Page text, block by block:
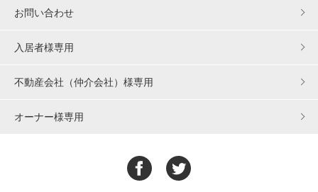
お問い合わせ
入居者様専用
不動産会社（仲介会社）様専用
オーナー様専用